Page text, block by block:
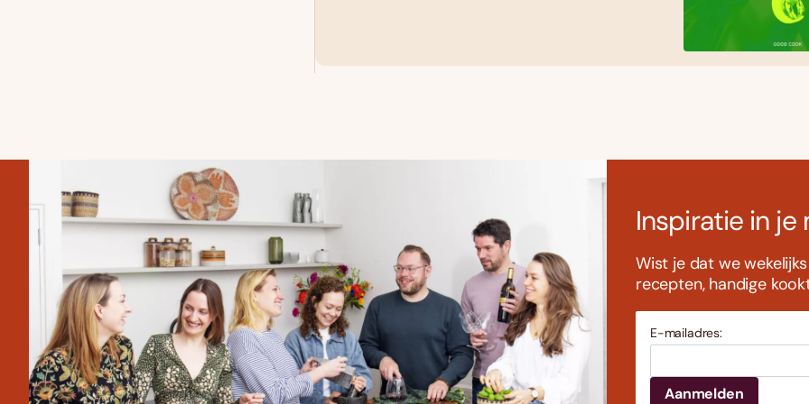
Inspiratie in je
Wist je dat we
recepten, handige
E-mailadres: